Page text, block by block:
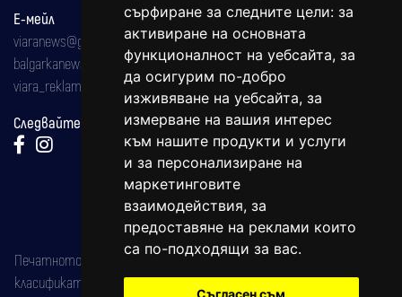
сърфиране за следните цели: за
активиране на основната
функционалност на уебсайта, за
да осигурим по-добро
изживяване на уебсайта, за
измерване на вашия интерес
към нашите продукти и услуги
и за персонализиране на
маркетинговите
взаимодействия, за
предоставяне на реклами които
са по-подходящи за вас.
Съгласен съм
Е-мейл
viaranews@gmail.com
balgarkanews@gmail.com
viara_reklama@mail.bg
Следвайте ни:
Печатното издание на вестника е регистрирано в националния
класификатор на печатните издания (Българска национална